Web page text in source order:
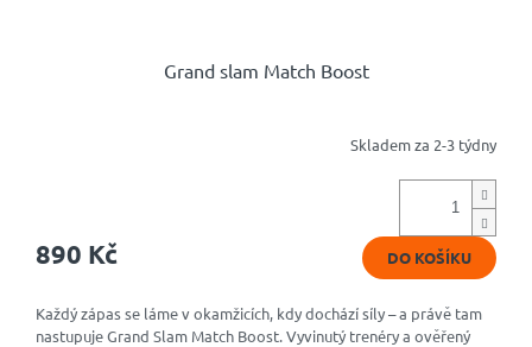
Grand slam Match Boost
z
hvězdiček.
Skladem za 2-3 týdny
890 Kč DO KOŠÍKU
Každý zápas se láme v okamžicích, kdy dochází síly – a právě tam
nastupuje Grand Slam Match Boost. Vyvinutý trenéry a ověřený